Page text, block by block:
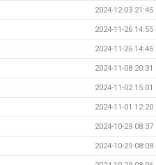
2024-12-03 21:45
2024-11-26 14:55
2024-11-26 14:46
2024-11-08 20:31
2024-11-02 15:01
2024-11-01 12:20
2024-10-29 08:37
2024-10-29 08:08